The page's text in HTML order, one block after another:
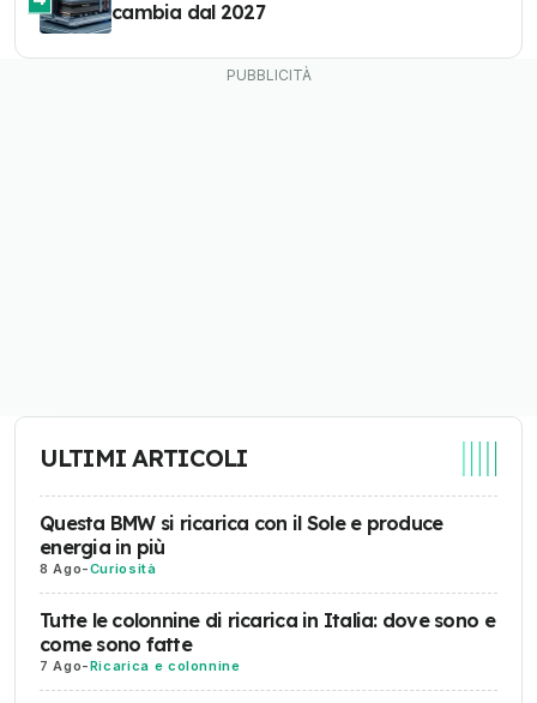
cambia dal 2027
ULTIMI ARTICOLI
Questa BMW si ricarica con il Sole e produce
energia in più
8 Ago-Curiosità
Tutte le colonnine di ricarica in Italia: dove sono e
come sono fatte
7 Ago-Ricarica e colonnine